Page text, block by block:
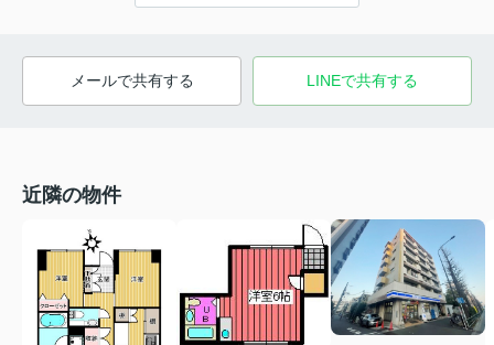
メールで共有する LINEで共有する
近隣の物件